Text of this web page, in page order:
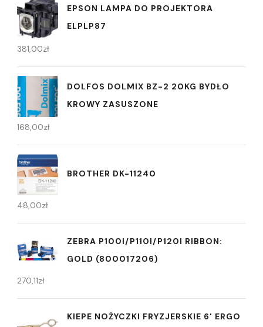
EPSON LAMPA DO PROJEKTORA
ELPLP87
381,00zł
DOLFOS DOLMIX BZ-2 20KG BYDŁO
KROWY ZASUSZONE
168,00zł
BROTHER DK-11240
48,00zł
ZEBRA P100I/P110I/P120I RIBBON:
GOLD (800017206)
270,11zł
KIEPE NOŻYCZKI FRYZJERSKIE 6' ERGO